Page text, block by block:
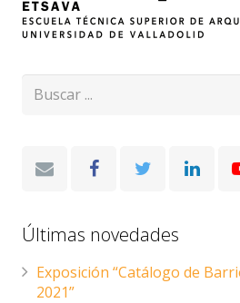
Últimas novedades
Exposición “Catálogo de
2021”